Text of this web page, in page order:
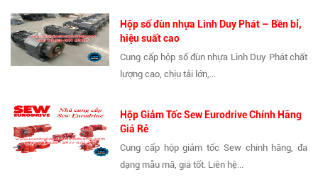
Hộp số đùn nhựa Linh Duy Phát – Bền bỉ,
hiệu suất cao
Cung cấp hộp số đùn nhựa Linh Duy Phát chất
lượng cao, chịu tải lớn,...
Hộp Giảm Tốc Sew Eurodrive Chính Hãng
Giá Rẻ
Cung cấp hộp giảm tốc Sew chính hãng, đa
dạng mẫu mã, giá tốt. Liên hệ...